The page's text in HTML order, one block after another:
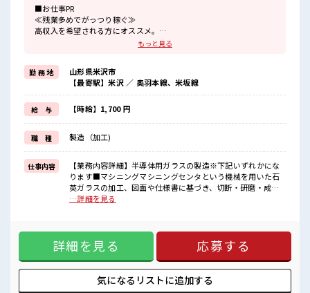
■お仕事PR
≪残業多めでがっつり稼ぐ≫
高収入を希望される方にオススメ。
残業は月20時間以上あります♪
明るすぎたり奇抜でなければ基本的に自由！
(規定有)≪ラクラク制服アリ≫
制服があるので、
毎日の服装の悩み解消♪
≪未経験でも活躍できる≫
新しいことにチャレンジするのは不安だけど、
しっかり働く環境が整っています！
イチからスキルUP・ステップUP目指していきましょう！
≪様々なお仕事をご提案≫
一人で悩まず気軽に相談できる、
派遣のお仕事です！
■職場の雰囲気
モチベーションもUP！
残業が多めだからしっかり稼ぎたい方にもオススメ！
高収入もバッチリ目指せますよ！
もっと見る
勤 務 地
山形県米沢市
【最寄駅】米沢 ／ 奥羽本線、米坂線
給 与 【時給】1,700 円
職 種 製造（加工)
仕事内容
【業務内容詳細】半導体用ガラスの製造※下記いずれかにな
ります■マシニングマシニングセンタという機械を用いた石
英ガラスの加工、図面や仕様書に基づき、切断・研磨・成形
などの加工をします。■加工機械オペレーター加工機械を使
オススメ。 残業は月20時間以上あります♪ ≪髪色自由で自分
らしく働く≫ 明るすぎたり奇抜でなければ基本的に自由！
(規定有)≪ラクラク制服アリ≫ 制服があるので、 毎日の服装
の悩み解消♪ ≪未経験でも活躍できる≫ 新しいことにチャレ
ンジするのは不安だけど、 しっかり働く環境が整っていま
す！ イチからスキルUP・ステップUP目指していきましょ
…詳細を見る
詳細を見る 応募する
気になるリストに追加する